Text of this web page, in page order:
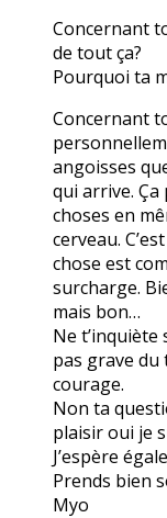
Concernant
de tout ça?
Pourquoi ta
Concernant
angoisses
qui arrive.
choses en
cerveau.
chose est
surcharge.
mais bon…
Ne t’inquiète
pas grave
courage.
Non ta
plaisir oui je
J’espère
Prends bien
Myo